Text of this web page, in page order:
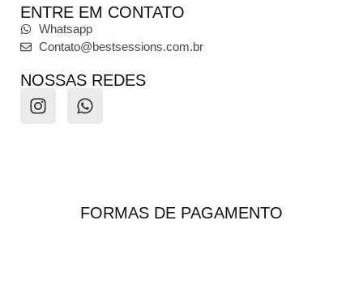
ENTRE EM CONTATO
Whatsapp
Contato@bestsessions.com.br
NOSSAS REDES
FORMAS DE PAGAMENTO